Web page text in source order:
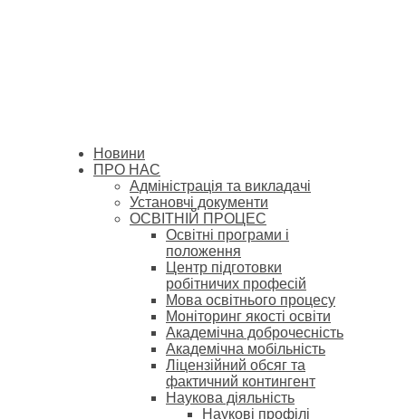
Новини
ПРО НАС
Адміністрація та викладачі
Установчі документи
ОСВІТНІЙ ПРОЦЕС
Освітні програми і
положення
Центр підготовки
робітничих професій
Мова освітнього процесу
Моніторинг якості освіти
Академічна доброчесність
Академічна мобільність
Ліцензійний обсяг та
фактичний контингент
Наукова діяльність
Наукові профілі